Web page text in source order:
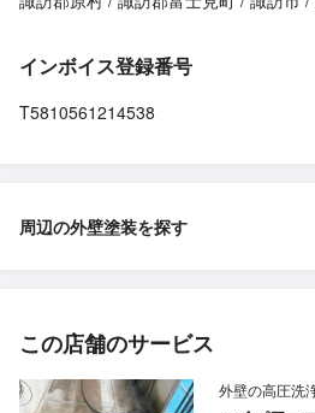
インボイス登録番号
T5810561214538
周辺の外壁塗装を探す
この店舗のサービス
外壁の高圧洗